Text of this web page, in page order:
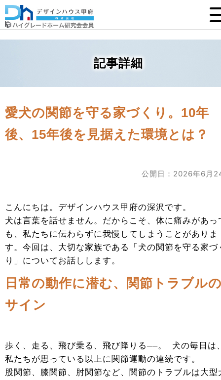
記事詳細
愛犬の関節を守る家づくり。10年
後、15年後を見据えた環境とは？
公開日：2026年6月
こんにちは。デザインハウス甲府の深沢です。
犬は言葉を話せません。だからこそ、体に痛みがあっ
も、私たちに伝わらずに我慢してしまうことがありま
す。今回は、大切な家族である「犬の関節を守る家づ
り」についてお話しします。
日常の動作に潜む、関節トラブル
サイン
歩く、走る、飛び乗る、飛び降りる――。 犬の毎日は
私たちが思っている以上に関節運動の連続です。
股関節、膝関節、肘関節など、関節のトラブルは大型